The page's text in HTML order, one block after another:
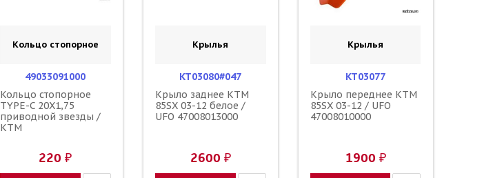
Кольцо стопорное
49033091000
Кольцо стопорное
TYPE-C 20X1,75
приводной звезды /
KTM
220 ₽
Крылья
KT03080#047
Крыло заднее KTM
85SX 03-12 белое /
UFO 47008013000
2600 ₽
Крылья
KT03077
Крыло переднее KTM
85SX 03-12 / UFO
47008010000
1900 ₽